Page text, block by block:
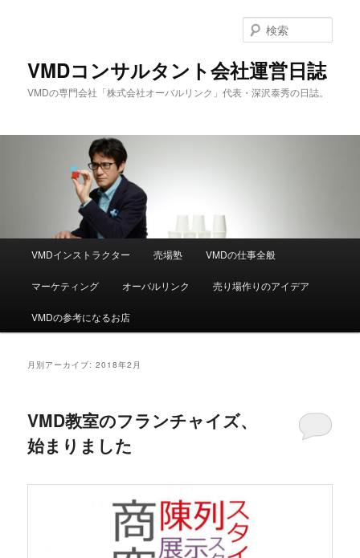
VMDコンサルタント会社運営日誌
VMDの専門会社「株式会社オーバルリンク」代表・深沢泰秀の日誌。
索
ュ
VMDインストラクター 売場塾 VMDの仕事全般
マーケティング オーバルリンク 売り場作りのアイデア
VMDの参考になるお店
月別アーカイブ:2018年2月
VMD教室のフランチャイズ、
始まりました